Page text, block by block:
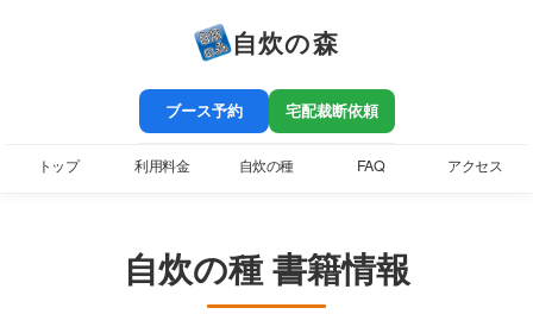
自炊の森
ブース予約 宅配裁断依頼
トップ 利用料金 自炊の種 FAQ アクセス
自炊の種 書籍情報